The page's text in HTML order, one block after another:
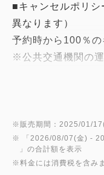
■キャンセルポリ
異なります）
予約時から100％の
※公共交通機関の
【客室設備】
全室禁煙/シモンズ
ンチ大画面液晶TV
※販売期間：2025/01/
※ 「 2026/08/07(金) -
」の合計額を表示
※料金には消費税を含み